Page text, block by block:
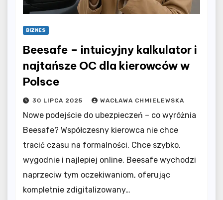
BIZNES
Beesafe – intuicyjny kalkulator i
najtańsze OC dla kierowców w
Polsce
30 LIPCA 2025 WACŁAWA CHMIELEWSKA
Nowe podejście do ubezpieczeń – co wyróżnia
Beesafe? Współczesny kierowca nie chce
tracić czasu na formalności. Chce szybko,
wygodnie i najlepiej online. Beesafe wychodzi
naprzeciw tym oczekiwaniom, oferując
kompletnie zdigitalizowany…